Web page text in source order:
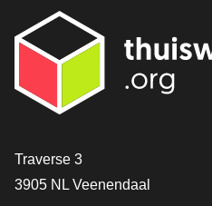
[_General:Contact]
Traverse 3
3905 NL Veenendaal